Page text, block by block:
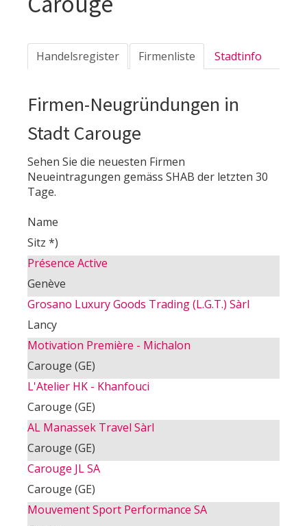
Handelsregister Firmenliste Stadtinfo
Firmen-Neugründungen in
Stadt Carouge
Sehen Sie die neuesten Firmen
Neueintragungen gemäss SHAB der letzten 30
Tage.
Name
Sitz *)
Présence Active
Genève
Grosano Luxury Goods Trading (L.G.T.) Sàrl
Lancy
Motivation Première - Michalon
Carouge (GE)
L'Atelier HK - Khanfouci
Carouge (GE)
AL Manassek Travel Sàrl
Carouge (GE)
Carouge JL SA
Carouge (GE)
Mouvement Sport Performance SA